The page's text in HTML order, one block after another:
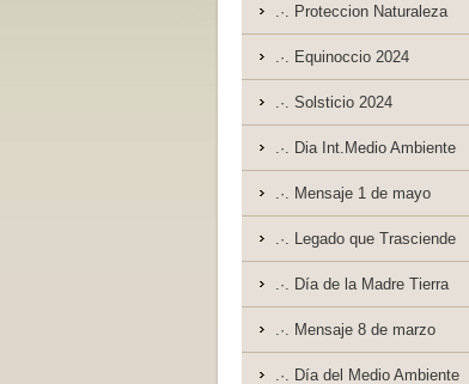
.·. Proteccion Naturaleza
.·. Equinoccio 2024
.·. Solsticio 2024
.·. Dia Int.Medio Ambiente
.·. Mensaje 1 de mayo
.·. Legado que Trasciende
.·. Día de la Madre Tierra
.·. Mensaje 8 de marzo
.·. Día del Medio Ambiente